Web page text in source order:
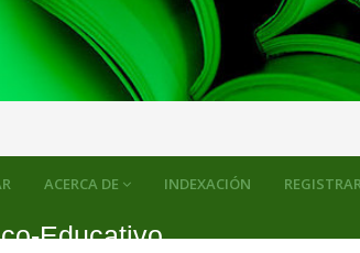
ACERCA DE INDEXACIÓN
Educativo